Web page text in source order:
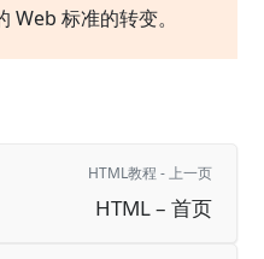
Web 标准的转变。
HTML教程 - 上一页
HTML – 首页